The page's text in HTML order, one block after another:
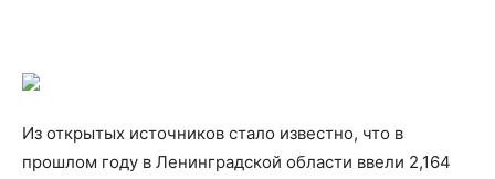
Из открытых источников стало известно, что в
прошлом году в Ленинградской области ввели 2,164